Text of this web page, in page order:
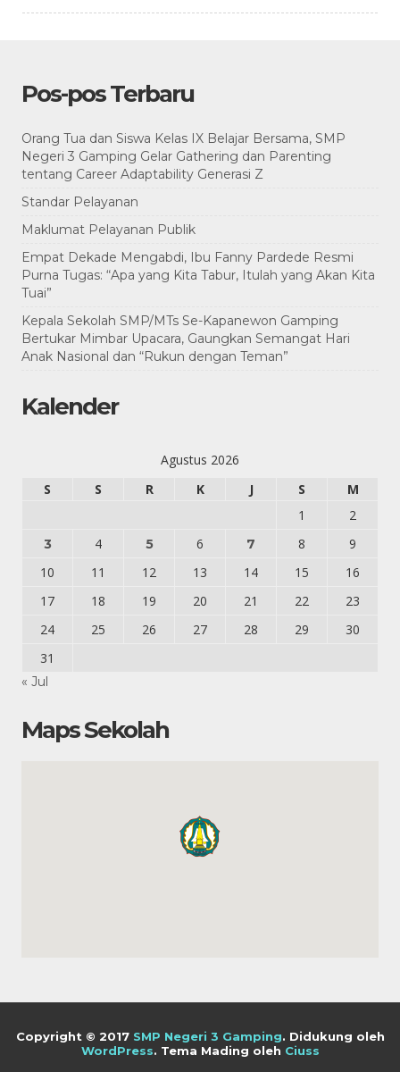
Pos-pos Terbaru
Orang Tua dan Siswa Kelas IX Belajar Bersama, SMP
Negeri 3 Gamping Gelar Gathering dan Parenting
tentang Career Adaptability Generasi Z
Standar Pelayanan
Maklumat Pelayanan Publik
Empat Dekade Mengabdi, Ibu Fanny Pardede Resmi
Purna Tugas: “Apa yang Kita Tabur, Itulah yang Akan Kita
Tuai”
Kepala Sekolah SMP/MTs Se-Kapanewon Gamping
Bertukar Mimbar Upacara, Gaungkan Semangat Hari
Anak Nasional dan “Rukun dengan Teman”
Kalender
Agustus 2026
S
S R K J S
M
1
2
3 4 5 6 7 8
9
10
11 12 13 14 15
16
17
18 19 20 21 22
23
24
25 26 27 28 29
30
31
« Jul
Maps Sekolah
Copyright © 2017 SMP Negeri 3 Gamping. Didukung oleh
WordPress. Tema Mading oleh Ciuss